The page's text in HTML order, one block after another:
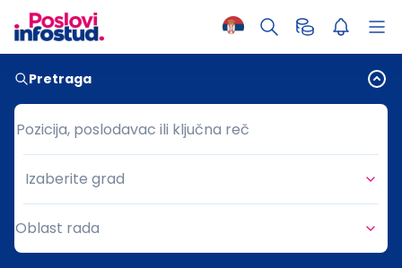
Pretraga
Pozicija, poslodavac ili ključna reč
Pozicija, poslodavac ili ključna reč
Grad
Izaberite grad
Oblast rada